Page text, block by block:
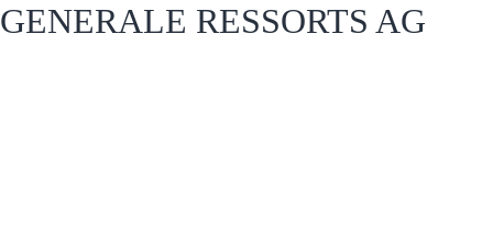
GENERALE RESSORTS AG